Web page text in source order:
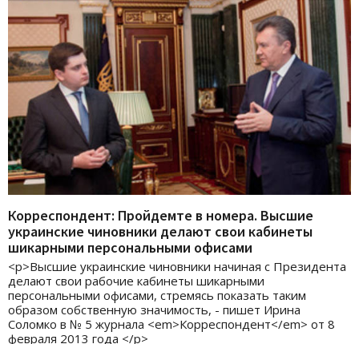
Корреспондент: Пройдемте в номера. Высшие
украинские чиновники делают свои кабинеты
шикарными персональными офисами
<p>Высшие украинские чиновники начиная с Президента
делают свои рабочие кабинеты шикарными
персональными офисами, стремясь показать таким
образом собственную значимость, - пишет Ирина
Соломко в № 5 журнала <em>Корреспондент</em> от 8
февраля 2013 года </p>